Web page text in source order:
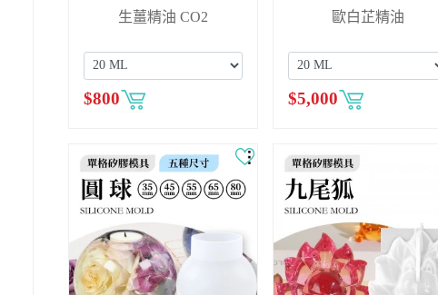
生薑精油 CO2
$800
歐白芷精油
$5,000